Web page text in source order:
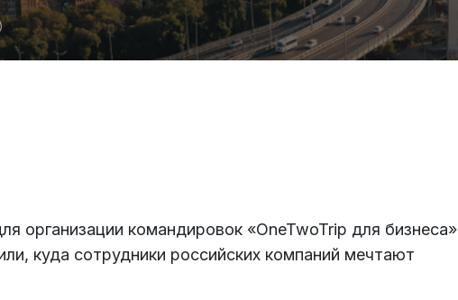
организации командировок «OneTwoTrip для бизнеса»
куда сотрудники российских компаний мечтают